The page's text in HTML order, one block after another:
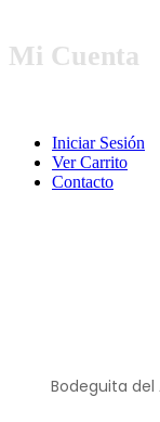
Mi Cuenta
Iniciar Sesión
Ver Carrito
Contacto
Bodeguita del